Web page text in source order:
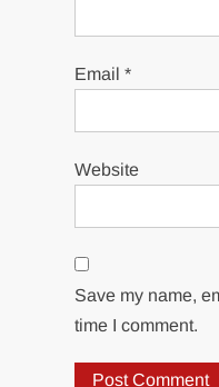
Email*
Website
Save my name,
time I comment.